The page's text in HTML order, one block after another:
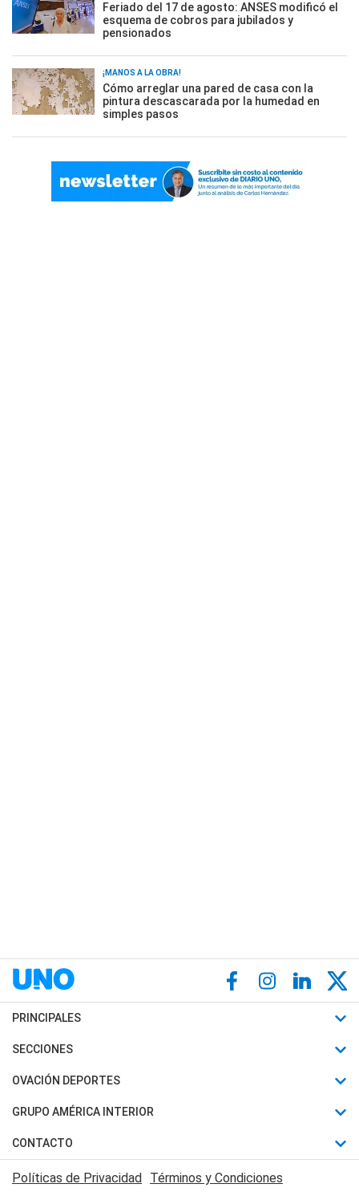
Feriado del 17 de agosto: ANSES modificó el
esquema de cobros para jubilados y
pensionados
¡MANOS A LA OBRA!
Cómo arreglar una pared de casa con la
pintura descascarada por la humedad en
simples pasos
PRINCIPALES
Últimas Noticias
Política
Judiciales
Economia
SECCIONES
Horóscopo
Motores
Trucos caseros
Series y Películas
OVACIÓN DEPORTES
Fútbol
Mundial
Automovilismo
Rugby
GRUPO AMÉRICA INTERIOR
Canal 7 en Vivo
CONTACTO
Acerca de Nosotros
Políticas de Privacidad Términos y Condiciones